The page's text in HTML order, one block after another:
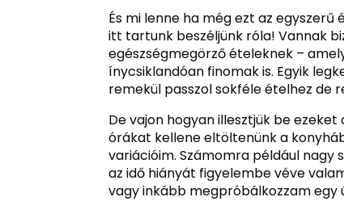
És mi lenne ha még ezt az
itt tartunk beszéljünk róla! Vannak
egészségmegörző ételeknek –
ínycsiklandóan finomak is. Egyik
remekül passzol sokféle ételhez de
De vajon hogyan illesztjük be
órákat kellene eltöltenünk a
variációim. Számomra például
az idő hiányát figyelembe véve
vagy inkább megpróbálkozzam egy